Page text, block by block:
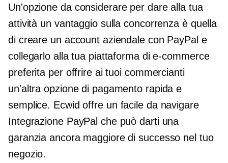
Un'opzione da considerare per dare alla tua
attività un vantaggio sulla concorrenza è quella
di creare un account aziendale con PayPal e
collegarlo alla tua piattaforma di e-commerce
preferita per offrire ai tuoi commercianti
un'altra opzione di pagamento rapida e
semplice. Ecwid offre un facile da navigare
Integrazione PayPal che può darti una
garanzia ancora maggiore di successo nel tuo
negozio.